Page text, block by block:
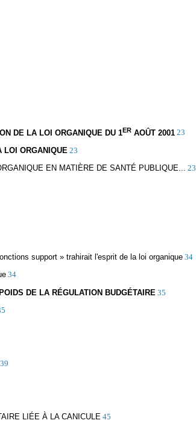
DE LA LOI ORGANIQUE DU 1ER AOÛT 2001 23
LOI ORGANIQUE 23
EN MATIÈRE DE SANTÉ PUBLIQUE... 23
support » trahirait l'esprit de la loi organique 34
34
DE LA RÉGULATION BUDGÉTAIRE 35
39
LIÉE À LA CANICULE 45